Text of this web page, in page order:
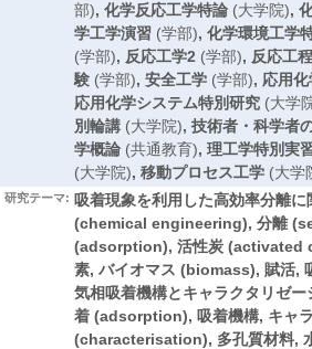
部), 化学反応工学特論(大学院),
学工学演習(学部), 化学環境工学
(学部), 反応工学2 (学部), 反応工
験(学部), 安全工学(学部), 応用
応用化学システム特別研究(大学
別輪講(大学院), 技術者・科学者
学概論(共通教育), 理工学特別実
(大学院), 移動プロセス工学(大学
研究テーマ: 吸着現象を利用した高効率分離
(chemical engineering), 分離
(adsorption), 活性炭 (activated
素, バイオマス (biomass), 賦活,
気相吸着機構とキャラクタリゼ
着 (adsorption), 吸着機構, キャ
(characterisation), 多孔質材料,